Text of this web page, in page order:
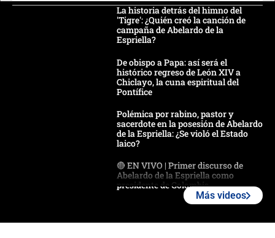
La historia detrás del himno del
'Tigre': ¿Quién creó la canción de
campaña de Abelardo de la
Espriella?
De obispo a Papa: así será el
histórico regreso de León XIV a
Chiclayo, la cuna espiritual del
Pontífice
Polémica por rabino, pastor y
sacerdote en la posesión de Abelardo
de la Espriella: ¿Se violó el Estado
laico?
🔴 EN VIVO | Primer discurso de
Abelardo de la Espriella como
presidente de Colombia
Más videos